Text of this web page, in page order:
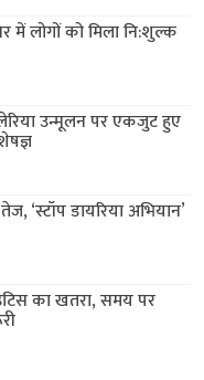
में लोगों को मिला नि:शुल्क
उन्मूलन पर एकजुट हुए
‘स्टॉप डायरिया अभियान’
का खतरा, समय पर